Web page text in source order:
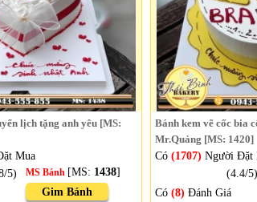
lịch tặng anh yêu [MS:
Mua
5)
MS Bánh [MS: 1438]
Gim Bánh
Bánh kem vẽ cốc bia
Mr.Quảng [MS: 1420]
Có (1707) Người Đặt
(4.4/5)
Có (8) Đánh Giá